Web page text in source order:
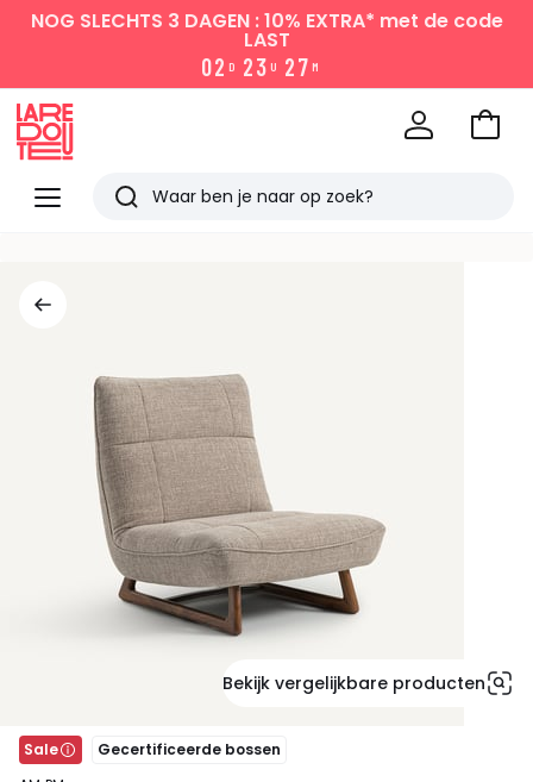
NOG SLECHTS 3 DAGEN : 10% EXTRA* met de code
LAST
02 D 23 U 27 M
Menu
Redoute
Zoeken
Naar
Bekijk vergelijkbare producten
Sale
Gecertificeerde bossen